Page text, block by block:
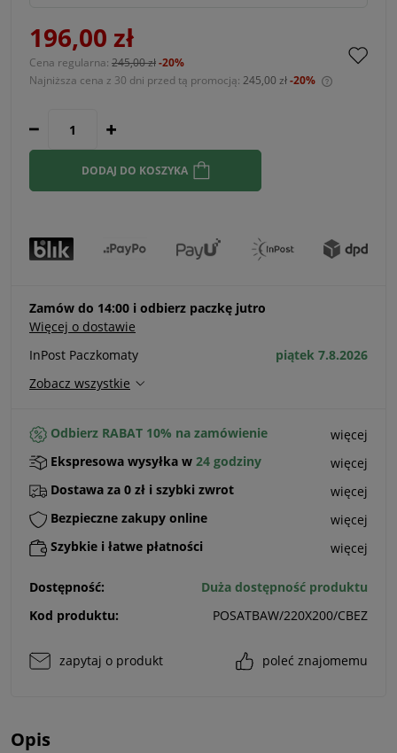
196,00 zł
Cena regularna: 245,00 zł-20%
Najniższa cena z 30 dni przed tą promocją: 245,00 zł-20%
DODAJ DO KOSZYKA
Zamów do 14:00 i odbierz paczkę jutro
Więcej o dostawie
InPost Paczkomaty
piątek 7.8.2026
Zobacz wszystkie
Odbierz RABAT 10% na zamówienie
więcej
Ekspresowa wysyłka w 24 godziny
więcej
Dostawa za 0 zł i szybki zwrot
więcej
Bezpieczne zakupy online
więcej
Szybkie i łatwe płatności
więcej
Dostępność:
Duża dostępność produktu
Kod produktu:
POSATBAW/220X200/CBEZ
zapytaj o produkt poleć znajomemu
Opis